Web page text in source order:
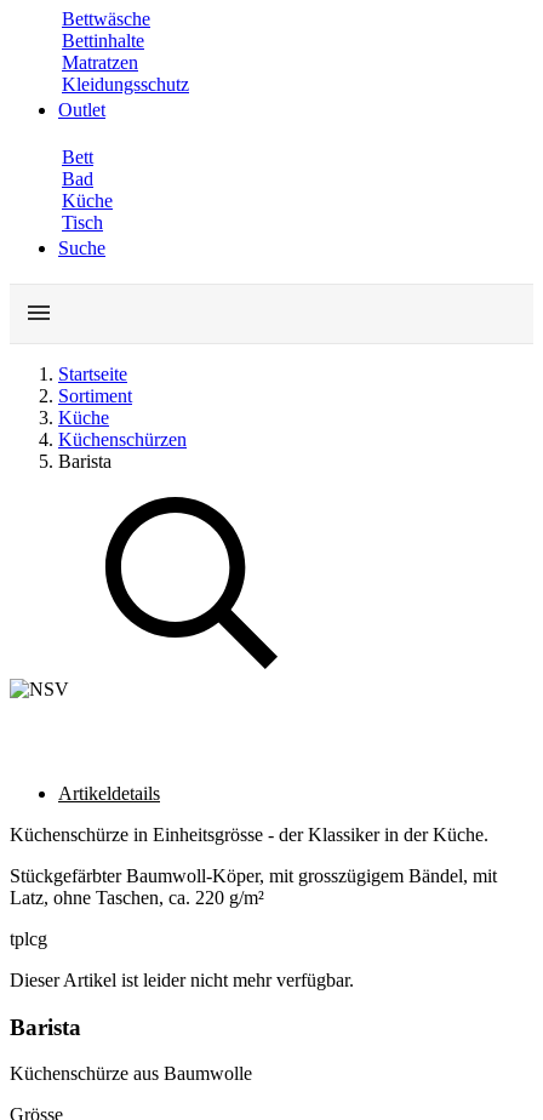
Bettwäsche
Bettinhalte
Matratzen
Kleidungsschutz
Outlet
Bett
Bad
Küche
Tisch
Suche
Startseite
Sortiment
Küche
Küchenschürzen
Barista
Artikeldetails
Küchenschürze in Einheitsgrösse - der Klassiker in der Küche.
Stückgefärbter Baumwoll-Köper, mit grosszügigem Bändel, mit
Latz, ohne Taschen, ca. 220 g/m²
tplcg
Dieser Artikel ist leider nicht mehr verfügbar.
Barista
Küchenschürze aus Baumwolle
Grösse